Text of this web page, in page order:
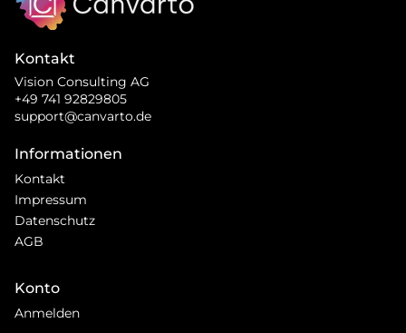
Kontakt
Vision Consulting AG
+49 741 92829805
support@canvarto.de
Informationen
Kontakt
Impressum
Datenschutz
AGB
Konto
Anmelden